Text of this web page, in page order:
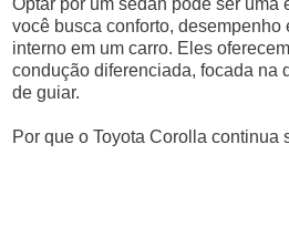
Optar por um sedan pode ser uma
você busca conforto, desempenho
interno em um carro. Eles
condução diferenciada, focada na
de guiar.
Por que o Toyota Corolla continua